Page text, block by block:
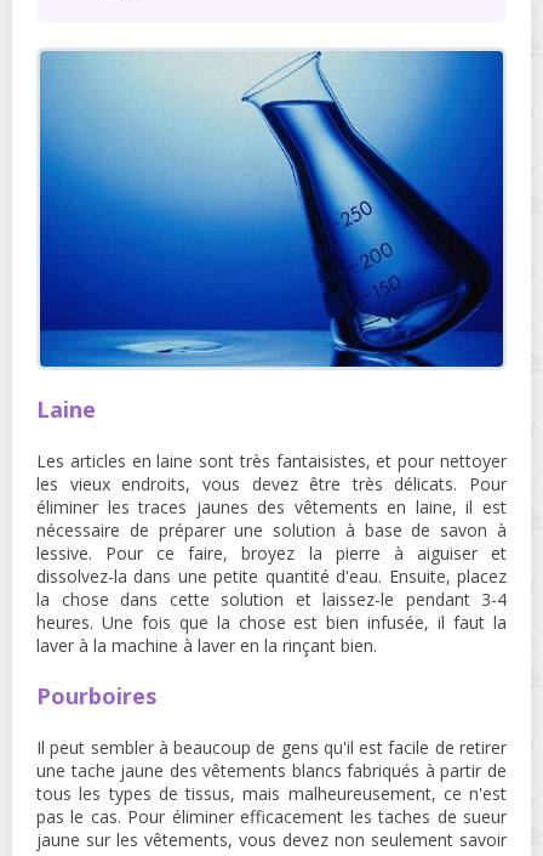
Laine
Les articles en laine sont très fantaisistes, et pour nettoyer
les vieux endroits, vous devez être très délicats. Pour
éliminer les traces jaunes des vêtements en laine, il est
nécessaire de préparer une solution à base de savon à
lessive. Pour ce faire, broyez la pierre à aiguiser et
dissolvez-la dans une petite quantité d'eau. Ensuite, placez
la chose dans cette solution et laissez-le pendant 3-4
heures. Une fois que la chose est bien infusée, il faut la
laver à la machine à laver en la rinçant bien.
Pourboires
Il peut sembler à beaucoup de gens qu'il est facile de retirer
une tache jaune des vêtements blancs fabriqués à partir de
tous les types de tissus, mais malheureusement, ce n'est
pas le cas. Pour éliminer efficacement les taches de sueur
jaune sur les vêtements, vous devez non seulement savoir